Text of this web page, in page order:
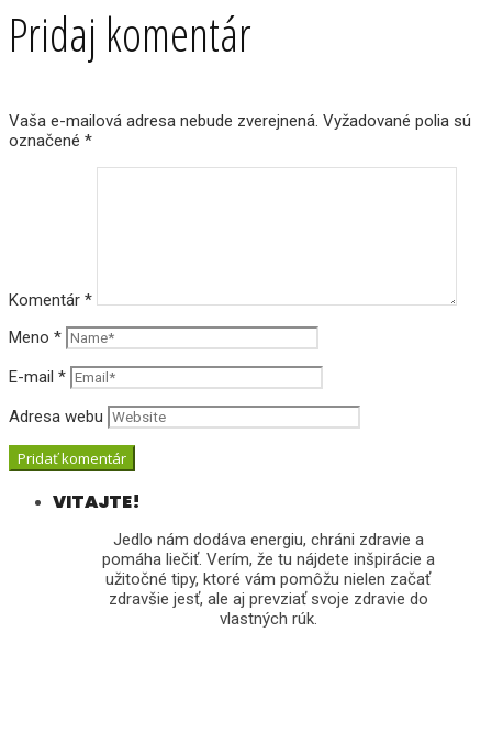
Pridaj komentár
Vaša e-mailová adresa nebude zverejnená. Vyžadované polia sú
označené *
Komentár *
Meno *
E-mail *
Adresa webu
VITAJTE!
Jedlo nám dodáva energiu, chráni zdravie a
pomáha liečiť. Verím, že tu nájdete inšpirácie a
užitočné tipy, ktoré vám pomôžu nielen začať
zdravšie jesť, ale aj prevziať svoje zdravie do
vlastných rúk.